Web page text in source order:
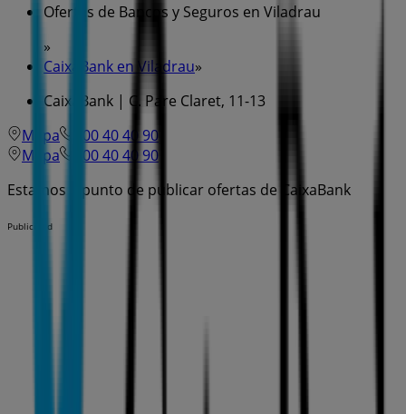
Ofertas de Bancos y Seguros en Viladrau
»
CaixaBank en Viladrau»
CaixaBank | C. Pare Claret, 11-13
Mapa
600 40 40 90
Mapa
600 40 40 90
Estamos a punto de publicar ofertas de CaixaBank
Publicidad